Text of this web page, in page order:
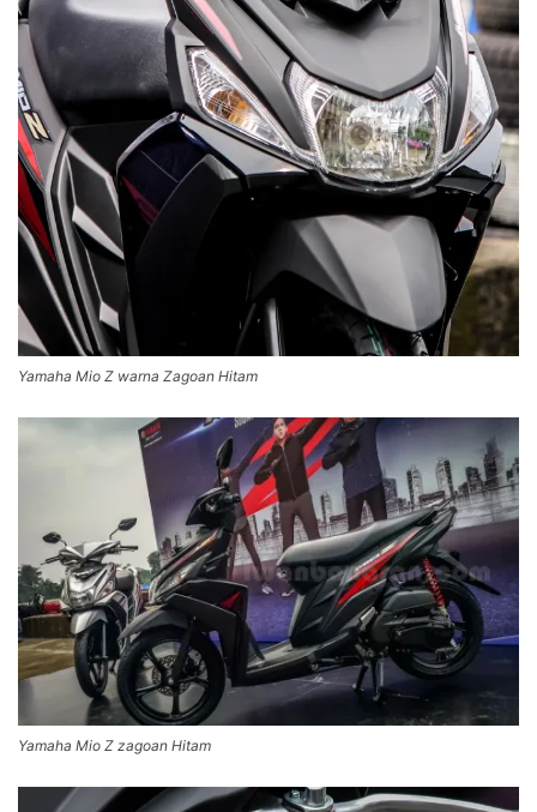
Yamaha Mio Z warna Zagoan Hitam
Yamaha Mio Z zagoan Hitam